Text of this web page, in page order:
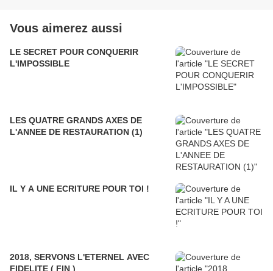
Vous aimerez aussi
LE SECRET POUR CONQUERIR
L'IMPOSSIBLE
LES QUATRE GRANDS AXES DE
L'ANNEE DE RESTAURATION (1)
IL Y A UNE ECRITURE POUR TOI !
2018, SERVONS L'ETERNEL AVEC
FIDELITE ( FIN )